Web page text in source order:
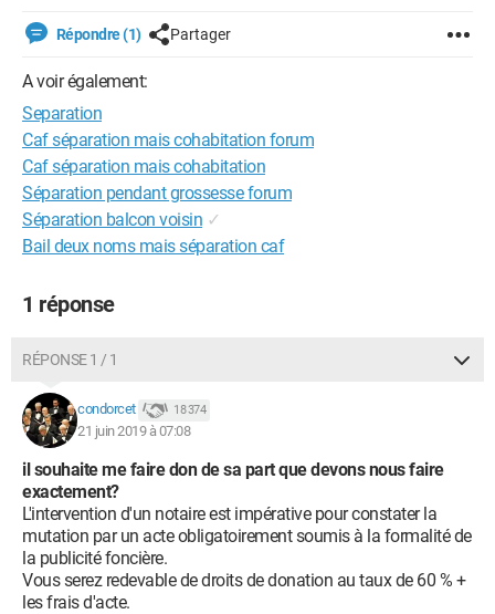
Répondre (1) Partager
A voir également:
Separation
Caf séparation mais cohabitation forum
Caf séparation mais cohabitation
Séparation pendant grossesse forum
Séparation balcon voisin ✓
Bail deux noms mais séparation caf
1 réponse
RÉPONSE 1 / 1
condorcet 18 374
21 juin 2019 à 07:08
il souhaite me faire don de sa part que devons nous faire
exactement?
L'intervention d'un notaire est impérative pour constater la
mutation par un acte obligatoirement soumis à la formalité de
la publicité foncière.
Vous serez redevable de droits de donation au taux de 60 % +
les frais d'acte.